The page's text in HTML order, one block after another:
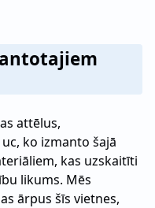
attēlus,
ko izmanto šajā
kas uzskaitīti
likums. Mēs
ārpus šīs vietnes,